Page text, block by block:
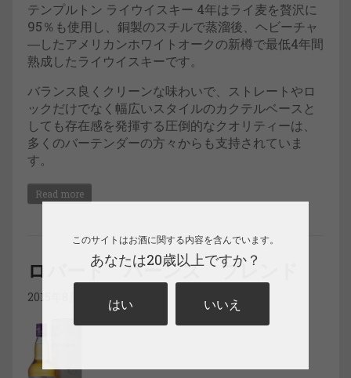
テンプルトン ライウイスキー 4年はライ麦を贅沢に
95％も使用し、銅製のスチルで蒸溜後、ヘビーチャ
―したアメリカンホワイトオークの新樽で最低4年間
熟成したライウイスキーです。
バランス良くクリーンな味わいで、ストレートやロ
ックだけでなく幅広いスタイルのカクテルベースと
しても存在感を発揮する圧倒的なクオリティーは、
多くのバーテンダーの方々からも支持されていま
す。
Read more
ロバート バーンズ ブレンド
2015年8月7日
このサイトはお酒に関する内容を含んでいます。
あなたは20歳以上ですか？
はい いいえ